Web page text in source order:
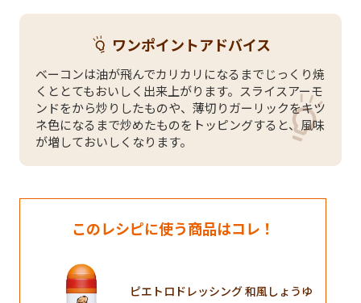
ワンポイントアドバイス
ベーコンは油が飛んでカリカリになるまでじっくり焼
くととてもおいしく出来上がります。スライスアーモ
ンドをから炒りしたものや、薄切りガーリックをキツ
ネ色になるまで炒めたものをトッピングすると、風味
が増しておいしくなります。
このレシピに使う商品はコレ！
ピエトロドレッシング 和風しょうゆ